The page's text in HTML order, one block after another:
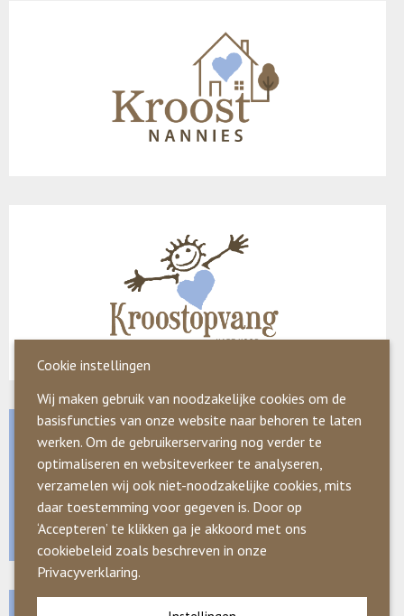
Contactgegevens
06-392 651 40
info@kasenkroost.nl
Cookie instellingen
Wij maken gebruik van noodzakelijke cookies om de
basisfuncties van onze website naar behoren te laten
werken. Om de gebruikerservaring nog verder te
optimaliseren en websiteverkeer te analyseren,
verzamelen wij ook niet-noodzakelijke cookies, mits
daar toestemming voor gegeven is. Door op
‘Accepteren’ te klikken ga je akkoord met ons
cookiebeleid zoals beschreven in onze
Privacyverklaring.